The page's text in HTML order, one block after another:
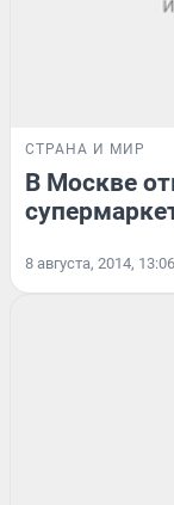
СТРАНА И МИР
В Москве
8 августа, 2014, 13:06